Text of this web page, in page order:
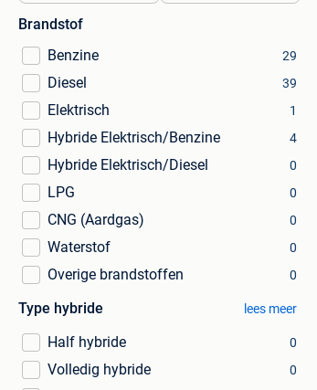
Brandstof
Benzine
29
Diesel 39
Elektrisch 1
Hybride Elektrisch/Benzine 4
Hybride Elektrisch/Diesel 0
LPG 0
CNG (Aardgas) 0
Waterstof 0
Overige brandstoffen 0
Type hybride lees meer
Half hybride 0
Volledig hybride 0